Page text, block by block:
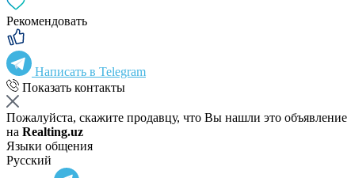
Рекомендовать
Написать в Telegram
Показать контакты
Пожалуйста, скажите продавцу, что Вы нашли это объявление
на Realting.uz
Языки общения
Русский